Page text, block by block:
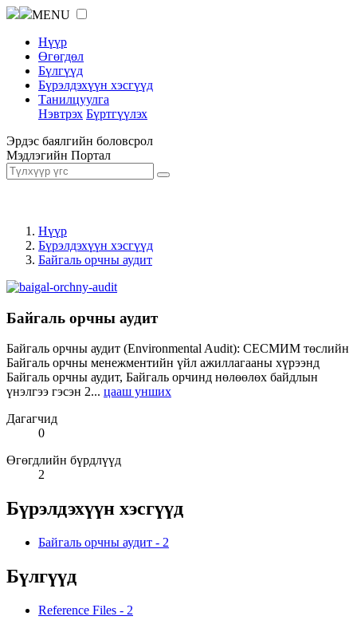
MENU
Нүүр
Өгөгдөл
Бүлгүүд
Бүрэлдэхүүн хэсгүүд
Танилцуулга
Нэвтрэх Бүртгүүлэх
Эрдэс баялгийн боловсрол
Мэдлэгийн Портал
Нүүр
Бүрэлдэхүүн хэсгүүд
Байгаль орчны аудит
Байгаль орчны аудит
Байгаль орчны аудит (Environmental Audit): СЕСМИМ төслийн
Байгаль орчны менежментийн үйл ажиллагааны хүрээнд
Байгаль орчны аудит, Байгаль орчинд нөлөөлөх байдлын
үнэлгээ гэсэн 2... цааш унших
Дагагчид
0
Өгөгдлийн бүрдлүүд
2
Бүрэлдэхүүн хэсгүүд
Байгаль орчны аудит - 2
Бүлгүүд
Reference Files - 2